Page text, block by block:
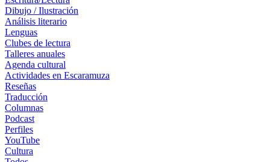
Dibujo / Ilustración
Análisis literario
Lenguas
Clubes de lectura
Talleres anuales
Agenda cultural
Actividades en Escaramuza
Reseñas
Traducción
Columnas
Podcast
Perfiles
YouTube
Cultura